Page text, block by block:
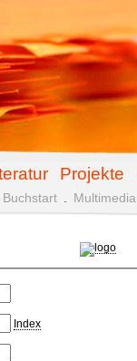
Projekte
Buchstart Multimedia
Index